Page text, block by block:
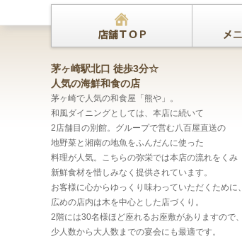
茅ヶ崎駅北口 徒歩3分☆
人気の海鮮和食の店
茅ヶ崎で人気の和食屋「熊や」。
和風ダイニングとしては、本店に続いて
2店舗目の別館。グループで営む八百屋直送の
地野菜と湘南の地魚をふんだんに使った
料理が人気。こちらの弥栄では本店の流れをくみ
新鮮食材を惜しみなく提供されています。
お客様に心からゆっくり味わっていただくために、
広めの店内は木を中心とした店づくり。
2階には30名様ほど座れるお座敷がありますので、
少人数から大人数までの宴会にも最適です。